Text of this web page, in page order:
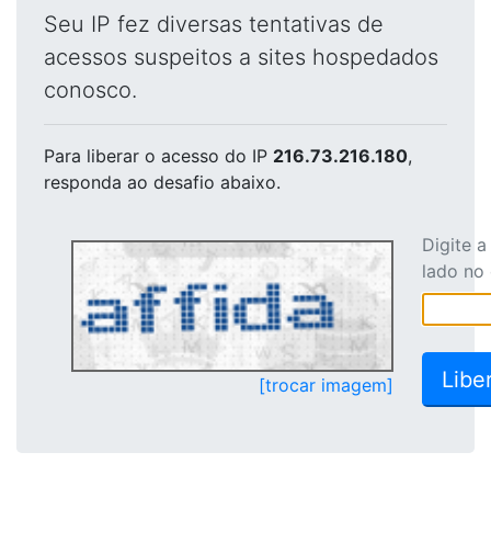
Seu IP fez diversas tentativas de
acessos suspeitos a sites hospedados
conosco.
Para liberar o acesso do IP 216.73.216.180,
responda ao desafio abaixo.
[trocar imagem]
Digite
lado no